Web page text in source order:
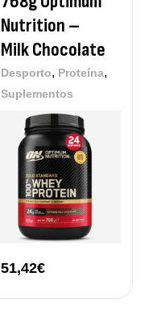
Nutrition –
Milk Chocolate
Desporto, Proteína,
Suplementos
51,42€